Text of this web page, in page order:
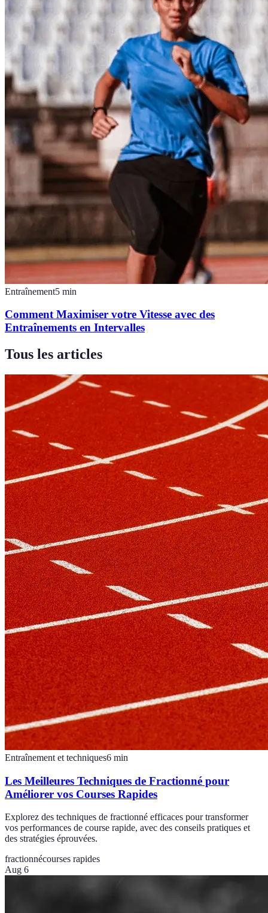
Entraînement5 min
Comment Maximiser votre Vitesse avec des
Entraînements en Intervalles
Tous les articles
Entraînement et techniques6 min
Les Meilleures Techniques de Fractionné pour
Améliorer vos Courses Rapides
Explorez des techniques de fractionné efficaces pour transformer
vos performances de course rapide, avec des conseils pratiques et
des stratégies éprouvées.
fractionnécourses rapides
Aug 6